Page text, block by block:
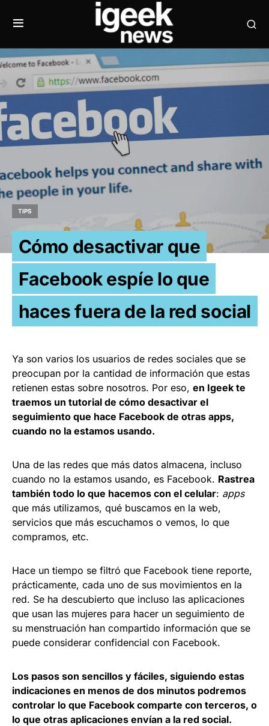
TIPS
Cómo desactivar que
Facebook espíe lo que
haces fuera de la red social
Ya son varios los usuarios de redes sociales que se
preocupan por la cantidad de información que estas
retienen estas sobre nosotros. Por eso, en Igeek te
traemos un tutorial de cómo desactivar el
seguimiento que hace Facebook de otras apps,
cuando no la estamos usando.
Una de las redes que más datos almacena, incluso
cuando no la estamos usando, es Facebook. Rastrea
también todo lo que hacemos con el celular: apps
que más utilizamos, qué buscamos en la web,
servicios que más escuchamos o vemos, lo que
compramos, etc.
Hace un tiempo se filtró que Facebook tiene reporte,
prácticamente, cada uno de sus movimientos en la
red. Se ha descubierto que incluso las aplicaciones
que usan las mujeres para hacer un seguimiento de
su menstruación han compartido información que se
puede considerar confidencial con Facebook.
Los pasos son sencillos y fáciles, siguiendo estas
indicaciones en menos de dos minutos podremos
controlar lo que Facebook comparte con terceros, o
lo que otras aplicaciones envían a la red social.